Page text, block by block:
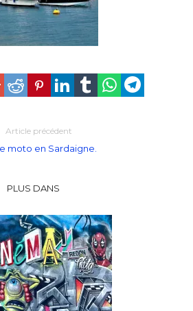
Article précédent
moto en Sardaigne.
PLUS DANS